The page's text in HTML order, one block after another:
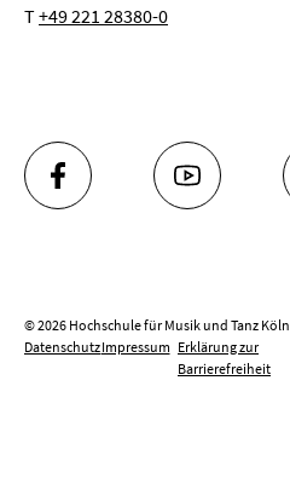
T+49 221 28380-0
FACEBOOK YOUTUBE
© 2026 Hochschule für Musik und Tanz Köln
DatenschutzImpressum Erklärung zur
Barrierefreiheit